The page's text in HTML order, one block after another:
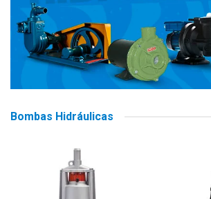
Bombas Hidráulicas